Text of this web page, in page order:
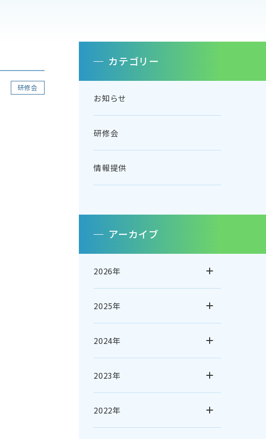
研修会
カテゴリー
お知らせ
研修会
情報提供
アーカイブ
2026年
2025年
2024年
2023年
2022年